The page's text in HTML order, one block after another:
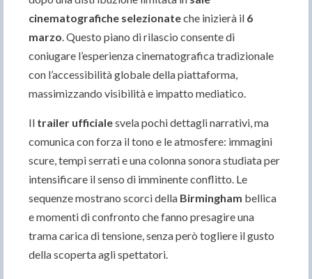
cinematografiche selezionateche inizierà il 6
marzo. Questo piano di rilascio consente di
coniugare l’esperienza cinematografica tradizionale
con l’accessibilità globale della piattaforma,
massimizzando visibilità e impatto mediatico.
Il trailer ufficialesvela pochi dettagli narrativi, ma
comunica con forza il tono e le atmosfere: immagini
scure, tempi serrati e una colonna sonora studiata per
intensificare il senso di imminente conflitto. Le
sequenze mostrano scorci della Birmingham bellica
e momenti di confronto che fanno presagire una
trama carica di tensione, senza però togliere il gusto
della scoperta agli spettatori.